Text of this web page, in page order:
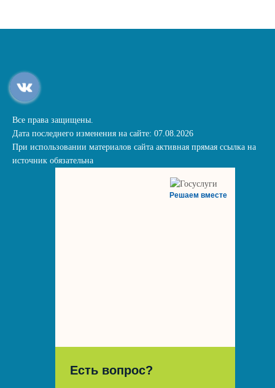
Все права защищены.
Дата последнего изменения на сайте: 07.08.2026
При использовании материалов сайта активная прямая ссылка на
источник обязательна
Решаем вместе
Есть вопрос?